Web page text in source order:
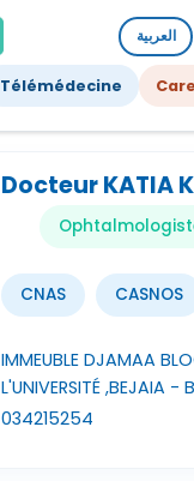
العربية
Télémédecine
Docteur KATIA
CNAS CASNOS
IMMEUBLE DJAMAA
L'UNIVERSITÉ ,BEJAIA
034215254